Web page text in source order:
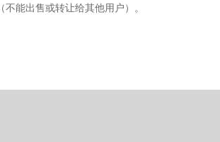
不能出售或转让给其他用户）。